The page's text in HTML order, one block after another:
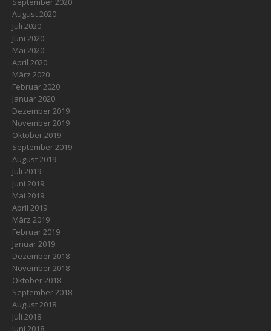
August 2020
Juli 2020
Juni 2020
Mai 2020
April 2020
März 2020
Februar 2020
Januar 2020
Dezember 2019
November 2019
Oktober 2019
September 2019
August 2019
Juli 2019
Juni 2019
Mai 2019
April 2019
März 2019
Februar 2019
Januar 2019
Dezember 2018
November 2018
Oktober 2018
September 2018
August 2018
Juli 2018
Juni 2018